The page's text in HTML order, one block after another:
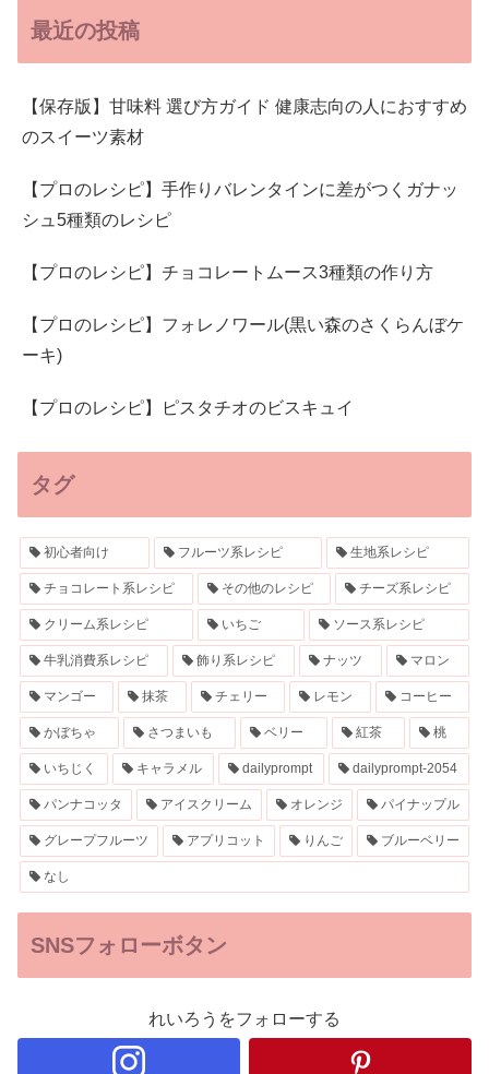
最近の投稿
【保存版】甘味料 選び方ガイド 健康志向の人におすすめ
のスイーツ素材
【プロのレシピ】手作りバレンタインに差がつくガナッ
シュ5種類のレシピ
【プロのレシピ】チョコレートムース3種類の作り方
【プロのレシピ】フォレノワール(黒い森のさくらんぼケ
ーキ)
【プロのレシピ】ピスタチオのビスキュイ
タグ
初心者向け フルーツ系レシピ 生地系レシピ
チョコレート系レシピ その他のレシピ チーズ系レシピ
クリーム系レシピ いちご ソース系レシピ
牛乳消費系レシピ 飾り系レシピ ナッツ マロン
マンゴー 抹茶 チェリー レモン コーヒー
かぼちゃ さつまいも ベリー 紅茶 桃
いちじく キャラメル dailyprompt dailyprompt-2054
パンナコッタ アイスクリーム オレンジ パイナップル
グレープフルーツ アプリコット りんご ブルーベリー
なし
SNSフォローボタン
れいろうをフォローする